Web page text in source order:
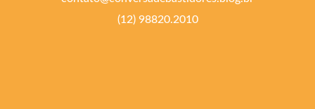
(12) 98820.2010